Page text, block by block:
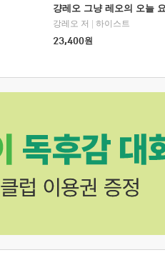
걍레오 그냥 레오의 오늘
강레오 저
하이스트
23,400원